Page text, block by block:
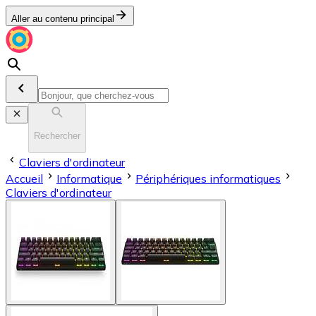
Aller au contenu principal
Rechercher
Claviers d'ordinateur
Accueil
Informatique
Périphériques informatiques
Claviers d'ordinateur